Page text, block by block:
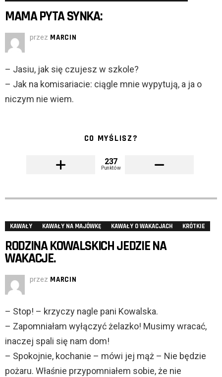
MAMA PYTA SYNKA:
przez MARCIN
– Jasiu, jak się czujesz w szkole?
– Jak na komisariacie: ciągle mnie wypytują, a ja o
niczym nie wiem.
CO MYŚLISZ?
237
Punktów
KAWAŁY KAWAŁY NA MAJÓWKĘ KAWAŁY O WAKACJACH KRÓTKIE
RODZINA KOWALSKICH JEDZIE NA
WAKACJE.
przez MARCIN
– Stop! – krzyczy nagle pani Kowalska.
– Zapomniałam wyłączyć żelazko! Musimy wracać,
inaczej spali się nam dom!
– Spokojnie, kochanie – mówi jej mąż – Nie będzie
pożaru. Właśnie przypomniałem sobie, że nie